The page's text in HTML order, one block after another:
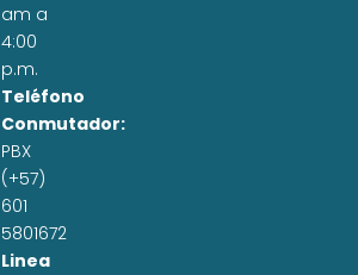
am a
4:00
p.m.
Teléfono
Conmutador:
PBX
(+57)
601
5801672
Linea